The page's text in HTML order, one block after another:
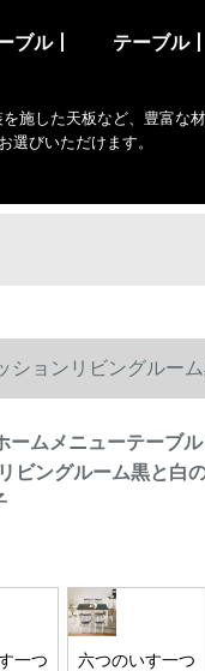
ブル丨 テーブル丨
施した天板など、豊富な
びいただけます。
ョンリビングルー
ームメニューテーブ
ビングルーム黒と白
一つ 六つのいす一つ